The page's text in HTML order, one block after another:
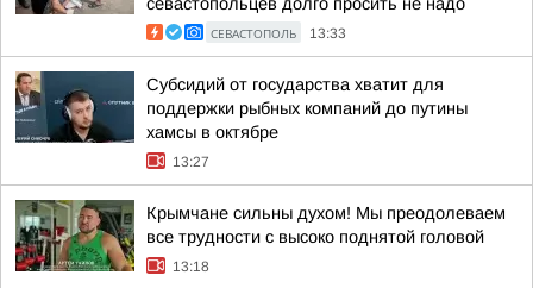
СЕВАСТОПОЛЬ 13:33
Субсидий от государства хватит для
поддержки рыбных компаний до путины
хамсы в октябре
13:27
Крымчане сильны духом! Мы преодолеваем
все трудности с высоко поднятой головой
13:18